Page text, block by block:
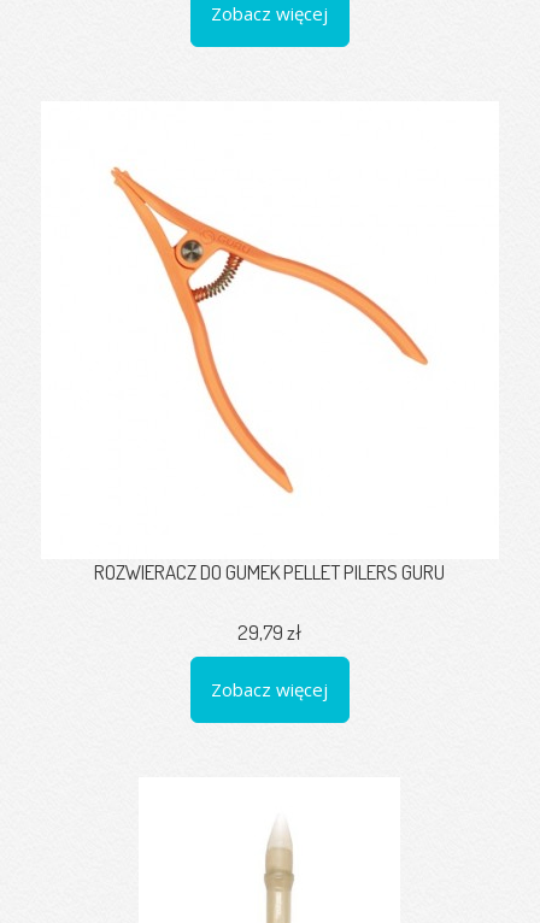
Zobacz więcej
ROZWIERACZ DO GUMEK PELLET PILERS GURU
29,79 zł
Zobacz więcej